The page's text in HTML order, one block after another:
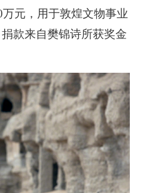
元，用于敦煌文物事业
款来自樊锦诗所获奖金